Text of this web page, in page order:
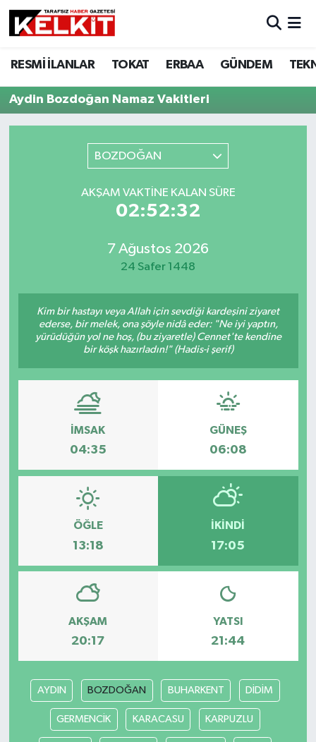
RESMİ İLANLAR TOKAT ERBAA GÜNDEM
Aydin Bozdoğan Namaz Vakitleri
BOZDOĞAN
AKŞAM VAKTINE KALAN SÜRE
02:52:32
7 Ağustos 2026
24 Safer 1448
Kim bir hastayı veya Allah için sevdiği kardeşini ziyaret
ederse, bir melek, ona şöyle nidâ eder: "Ne iyi yaptın,
yürüdüğün yol ne hoş, (bu ziyaretle) Cennet'te kendine
bir köşk hazırladın!" (Hadis-i şerif)
İMSAK
04:35
GÜNEŞ
06:08
ÖĞLE
13:18
İKINDI
17:05
AKŞAM
20:17
YATSI
21:44
AYDIN BOZDOĞAN BUHARKENT DİDİM
GERMENCİK KARACASU KARPUZLU